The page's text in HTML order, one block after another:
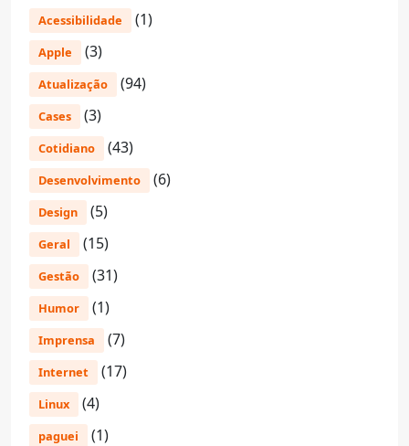
Acessibilidade (1)
Apple (3)
Atualização (94)
Cases (3)
Cotidiano (43)
Desenvolvimento (6)
Design (5)
Geral (15)
Gestão (31)
Humor (1)
Imprensa (7)
Internet (17)
Linux (4)
paguei (1)